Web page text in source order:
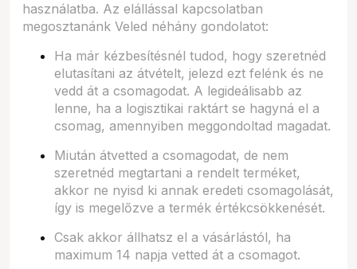
használatba. Az elállással kapcsolatban
megosztanánk Veled néhány gondolatot:
Ha már kézbesítésnél tudod, hogy szeretnéd
elutasítani az átvételt, jelezd ezt felénk és ne
vedd át a csomagodat. A legideálisabb az
lenne, ha a logisztikai raktárt se hagyná el a
csomag, amennyiben meggondoltad magadat.
Miután átvetted a csomagodat, de nem
szeretnéd megtartani a rendelt terméket,
akkor ne nyisd ki annak eredeti csomagolását,
így is megelőzve a termék értékcsökkenését.
Csak akkor állhatsz el a vásárlástól, ha
maximum 14 napja vetted át a csomagot.